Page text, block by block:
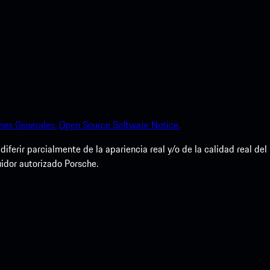
Generales.Open Source Software Notice.
parcialmente de la apariencia real y/o de la calidad real del
autorizado Porsche.